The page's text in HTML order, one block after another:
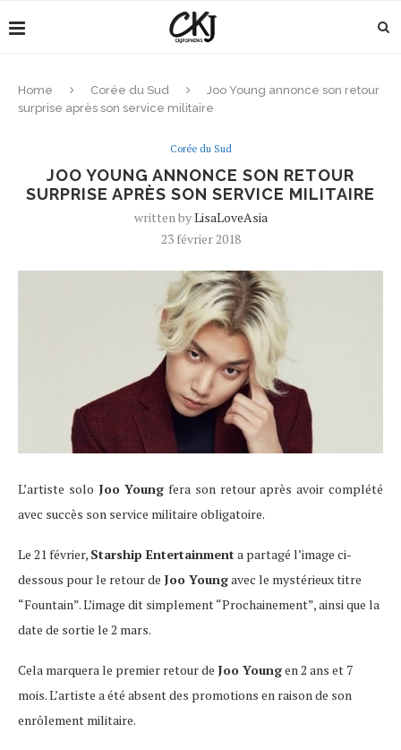
Home Corée du Sud
Joo Young annonce son retour
surprise après son service militaire
Corée du Sud
JOO YOUNG ANNONCE SON RETOUR
SURPRISE APRÈS SON SERVICE MILITAIRE
written byLisaLoveAsia
23 février 2018
L’artiste solo Joo Young fera son retour après avoir complété
avec succès son service militaire obligatoire.
Le 21 février, Starship Entertainment a partagé l’image ci-
dessous pour le retour de Joo Youngavec le mystérieux titre
“Fountain”.L’image dit simplement “Prochainement”, ainsi que la
date de sortie le 2 mars.
Cela marquera le premier retour de Joo Youngen 2 ans et 7
mois.L’artiste a été absent des promotions en raison de son
enrôlement militaire.